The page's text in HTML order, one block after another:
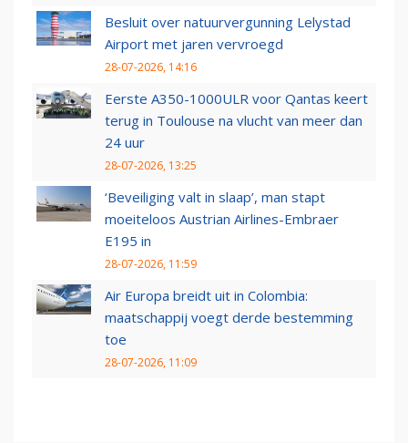
Besluit over natuurvergunning Lelystad
Airport met jaren vervroegd
28-07-2026, 14:16
Eerste A350-1000ULR voor Qantas keert
terug in Toulouse na vlucht van meer dan
24 uur
28-07-2026, 13:25
‘Beveiliging valt in slaap’, man stapt
moeiteloos Austrian Airlines-Embraer
E195 in
28-07-2026, 11:59
Air Europa breidt uit in Colombia:
maatschappij voegt derde bestemming
toe
28-07-2026, 11:09